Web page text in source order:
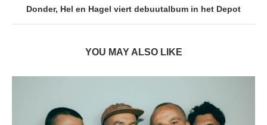
Donder, Hel en Hagel viert debuutalbum in het Depot
YOU MAY ALSO LIKE